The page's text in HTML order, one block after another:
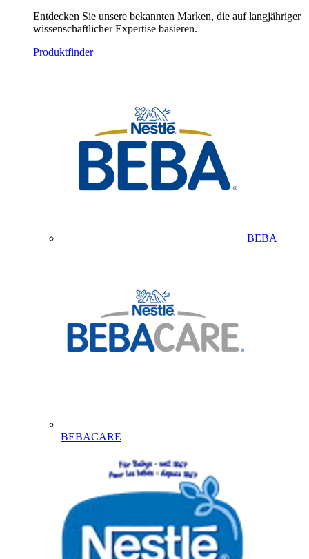
Entdecken Sie unsere bekannten Marken, die auf langjähriger
wissenschaftlicher Expertise basieren.
Produktfinder
BEBA
BEBACARE